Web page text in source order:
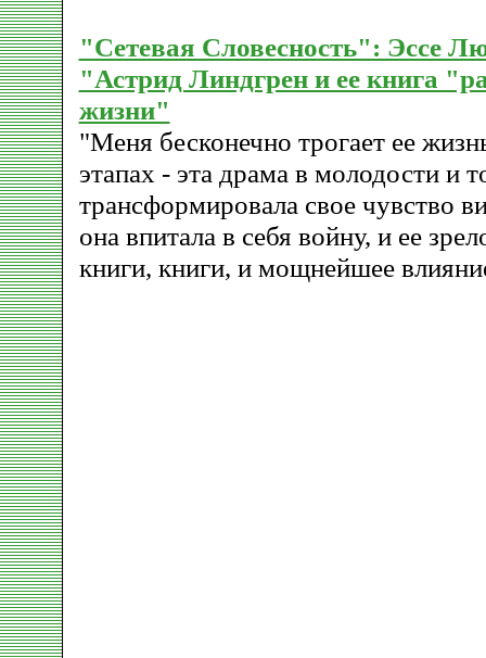
"Сетевая Словесность": Эссе
"Астрид Линдгрен и ее книга
жизни"
"Меня бесконечно трогает ее
этапах - эта драма в молодости и
трансформировала свое чувство
она впитала в себя войну, и ее
книги, книги, и мощнейшее